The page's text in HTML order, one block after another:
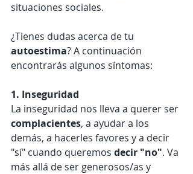
situaciones sociales.
¿Tienes dudas acerca de tu
autoestima? A continuación
encontrarás algunos síntomas:
1. Inseguridad
La inseguridad nos lleva a querer ser
complacientes, a ayudar a los
demás, a hacerles favores y a decir
"sí" cuando queremos decir "no". Va
más allá de ser generosos/as y